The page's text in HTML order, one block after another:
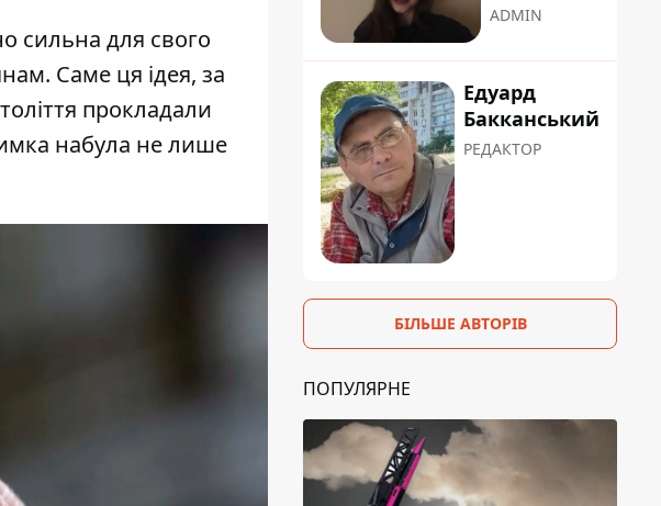
сильна для свого
Саме ця ідея, за
прокладали
набула не лише
ADMIN
Едуард
Бакканський
РЕДАКТОР
БІЛЬШЕ АВТОРІВ
ПОПУЛЯРНЕ